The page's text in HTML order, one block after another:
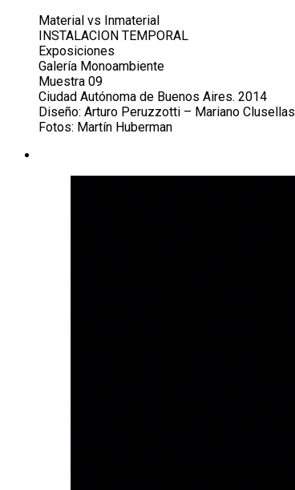
Material vs Inmaterial
INSTALACION TEMPORAL
Exposiciones
Galería Monoambiente
Muestra 09
Ciudad Autónoma de Buenos Aires. 2014
Diseño: Arturo Peruzzotti – Mariano Clusellas
Fotos: Martín Huberman